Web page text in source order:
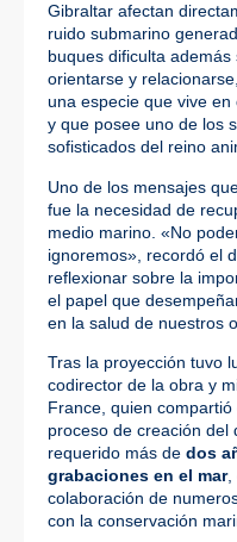
Gibraltar afectan
ruido submarino
buques dificulta
orientarse y
una especie que vive
y que posee uno de los
sofisticados del reino
Uno de los mensajes
fue la necesidad de
medio marino. «No
ignoremos», recordó el
reflexionar sobre la
el papel que
en la salud de nuestros
Tras la proyección tuvo
codirector de la obra y
France, quien
proceso de creación del
requerido más de dos
grabaciones en el mar,
colaboración de
con la conservación